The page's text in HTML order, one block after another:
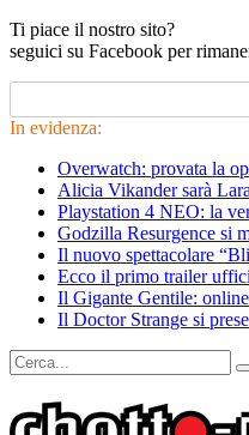
Ti piace il nostro sito?
seguici su Facebook per
In evidenza:
Overwatch: provata la
Alicia Vikander sarà
Playstation 4 NEO: la
Godzilla Resurgence si
Il nuovo spettacolare
Ecco il primo trailer
Il Gigante Gentile:
Il Doctor Strange si